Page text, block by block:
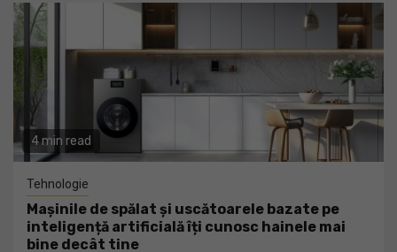
4 min read
Tehnologie
Mașinile de spălat și uscătoarele bazate pe
inteligență artificială îți cunosc hainele mai
bine decât tine